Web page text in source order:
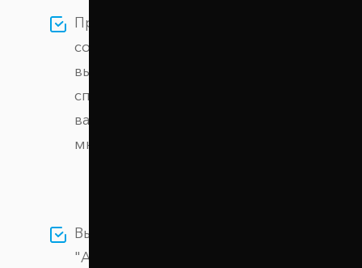
Проставки созданы на
современном оборудовании из
высокопрочного алюминиевого
сплава, обеспечивая безопасность
вашего автомобиля на протяжении
многих лет.
Выбирая проставки компании
"Автопроставка" вы сможете легко